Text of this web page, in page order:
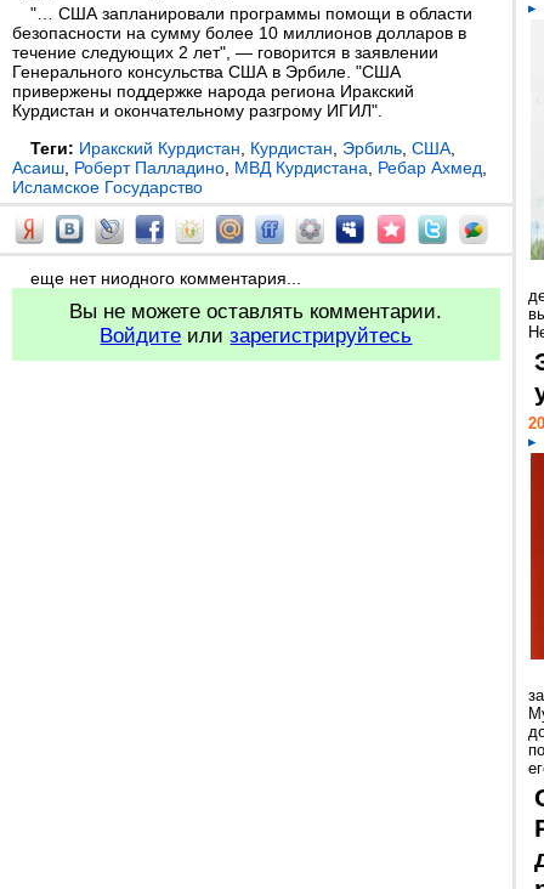
"… США запланировали программы помощи в области
безопасности на сумму более 10 миллионов долларов в
течение следующих 2 лет", — говорится в заявлении
Генерального консульства США в Эрбиле. "США
привержены поддержке народа региона Иракский
Курдистан и окончательному разгрому ИГИЛ".
Теги: Иракский Курдистан Курдистан Эрбиль США
Асаиш Роберт Палладино МВД Курдистана Ребар Ахмед
Исламское Государство
еще нет ниодного комментария...
Вы не можете оставлять комментарии.
Войдите илизарегистрируйтесь